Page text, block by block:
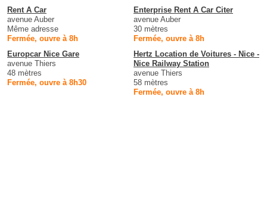
Rent A Car
avenue Auber
Même adresse
Fermée, ouvre à 8h
Enterprise Rent A Car Citer
avenue Auber
30 mètres
Fermée, ouvre à 8h
Europcar Nice Gare
avenue Thiers
48 mètres
Fermée, ouvre à 8h30
Hertz Location de Voitures - Nice -
Nice Railway Station
avenue Thiers
58 mètres
Fermée, ouvre à 8h